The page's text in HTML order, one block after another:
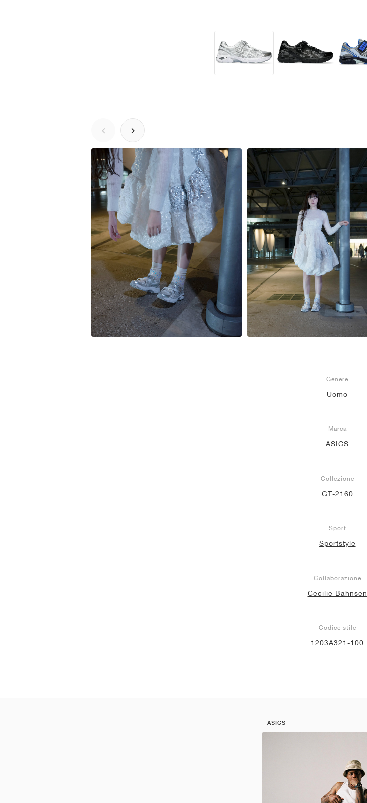
Genere
Uomo
Marca
ASICS
Collezione
GT-2160
Sport
Sportstyle
Collaborazione
Cecilie Bahnsen
Codice stile
1203A321-100
ASICS